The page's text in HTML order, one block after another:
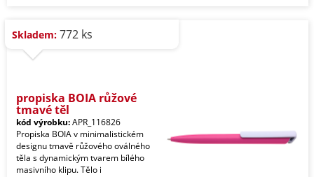
Skladem: 772 ks
propiska BOIA růžové
tmavé těl
kód výrobku:APR_116826
Propiska BOIA v minimalistickém
designu tmavě růžového oválného
těla s dynamickým tvarem bílého
masivního klipu. Tělo i